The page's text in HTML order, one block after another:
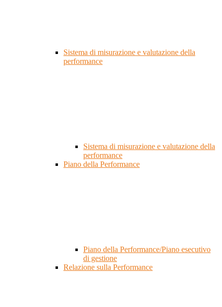
Sistema di misurazione e valutazione della
performance
Sistema di misurazione e valutazione della
performance
Piano della Performance
Piano della Performance/Piano esecutivo
di gestione
Relazione sulla Performance